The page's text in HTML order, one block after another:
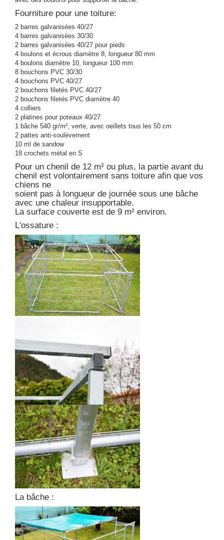
Fourniture pour une toiture:
2 barres galvanisées 40/27
4 barres galvanisées 30/30
2 barres galvanisées 40/27 pour pieds
4 boulons et écrous diamètre 8, longueur 80 mm
4 boulons diamètre 10, longueur 100 mm
8 bouchons PVC 30/30
4 bouchons PVC 40/27
2 bouchons filetés PVC 40/27
2 bouchons filetés PVC diamètre 40
4 colliers
2 platines pour poteaux 40/27
1 bâche 540 gr/m², verte, avec oeillets tous les 50 cm
2 pattes anti-soulèvement
10 ml de sandow
18 crochets métal en S
Pour un chenil de 12 m² ou plus, la partie avant du
chenil est volontairement sans toiture afin que vos
chiens ne
soient pas à longueur de journée sous une bâche
avec une chaleur insupportable.
La surface couverte est de 9 m² environ.
L'ossature :
La bâche :